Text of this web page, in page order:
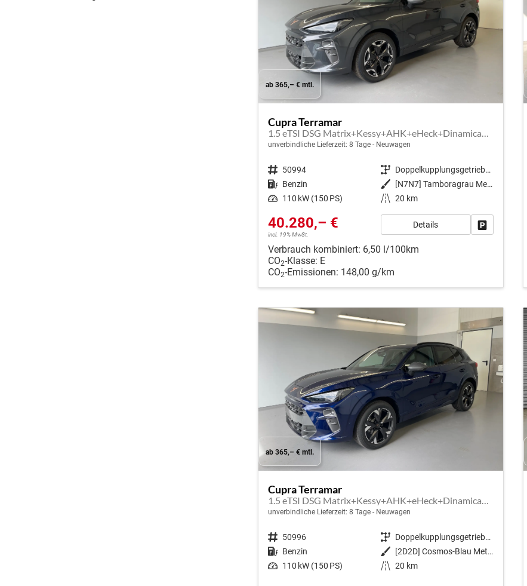
ab 365,– € mtl.
Cupra Terramar
1.5 eTSI DSG Matrix+Kessy+AHK+eHeck+Dinamica+CarPlay+eHeck+GV5
unverbindliche Lieferzeit: 8 Tage Neuwagen
Fahrzeugnr. 50994 Getriebe
Doppelkupplungsgetriebe (DSG)
Kraftstoff Benzin Außenfarbe
[N7N7] Tamboragrau Metallic
Leistung 110 kW (150 PS) Kilometerstand 20 km
40.280,– €
incl. 19% MwSt.
Details Fahrzeug
Verbrauch kombiniert: 6,50 l/100km
CO2-Klasse: E
CO2-Emissionen: 148,00 g/km
ab 365,– € mtl.
Cupra Terramar
1.5 eTSI DSG Matrix+Kessy+AHK+eHeck+Dinamica+CarPlay+eHeck+GV5
unverbindliche Lieferzeit: 8 Tage Neuwagen
Fahrzeugnr. 50996 Getriebe
Doppelkupplungsgetriebe (DSG)
Kraftstoff Benzin Außenfarbe
[2D2D] Cosmos-Blau Metallic
Leistung 110 kW (150 PS) Kilometerstand 20 km